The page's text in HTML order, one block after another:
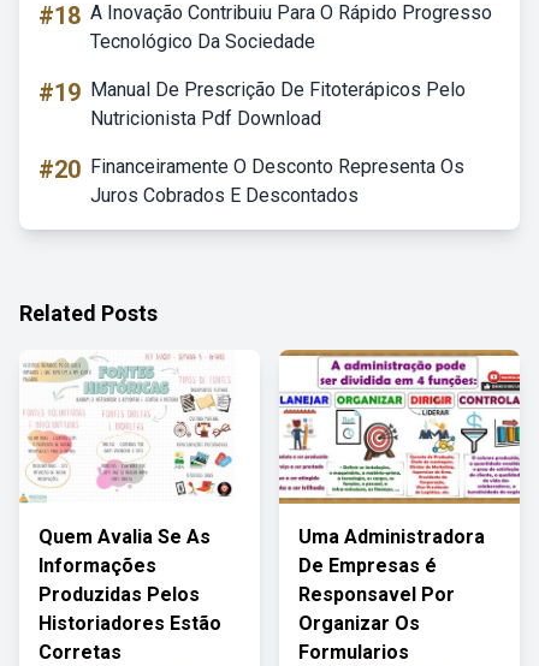
#18 A Inovação Contribuiu Para O Rápido Progresso
Tecnológico Da Sociedade
#19 Manual De Prescrição De Fitoterápicos Pelo
Nutricionista Pdf Download
#20 Financeiramente O Desconto Representa Os
Juros Cobrados E Descontados
Related Posts
Quem Avalia Se As
Informações
Produzidas Pelos
Historiadores Estão
Corretas
Uma Administradora
De Empresas é
Responsavel Por
Organizar Os
Formularios